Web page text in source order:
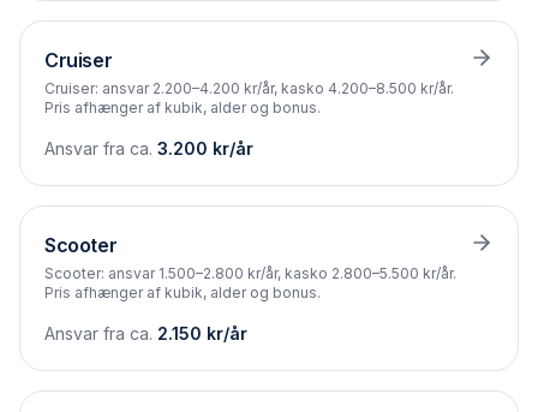
Cruiser
Cruiser: ansvar 2.200–4.200 kr/år, kasko 4.200–8.500 kr/år.
Pris afhænger af kubik, alder og bonus.
Ansvar fra ca. 3.200 kr/år
Scooter
Scooter: ansvar 1.500–2.800 kr/år, kasko 2.800–5.500 kr/år.
Pris afhænger af kubik, alder og bonus.
Ansvar fra ca. 2.150 kr/år